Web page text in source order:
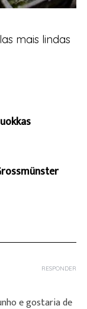
mais lindas
e gostaria de
RESPONDER